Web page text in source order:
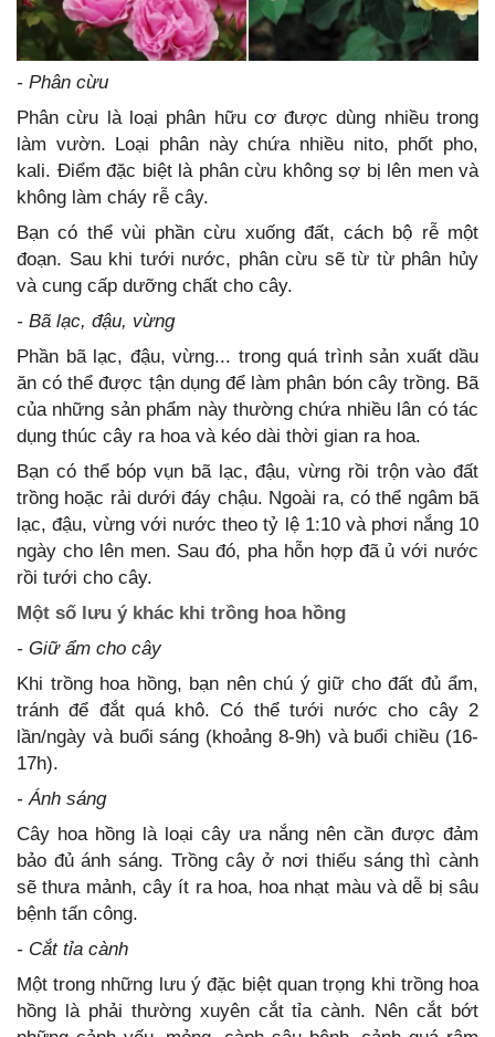
- Phân cừu
Phân cừu là loại phân hữu cơ được dùng nhiều trong
làm vườn. Loại phân này chứa nhiều nito, phốt pho,
kali. Điểm đặc biệt là phân cừu không sợ bị lên men và
không làm cháy rễ cây.
Bạn có thể vùi phần cừu xuống đất, cách bộ rễ một
đoạn. Sau khi tưới nước, phân cừu sẽ từ từ phân hủy
và cung cấp dưỡng chất cho cây.
- Bã lạc, đậu, vừng
Phần bã lạc, đậu, vừng... trong quá trình sản xuất dầu
ăn có thể được tận dụng để làm phân bón cây trồng. Bã
của những sản phẩm này thường chứa nhiều lân có tác
dụng thúc cây ra hoa và kéo dài thời gian ra hoa.
Bạn có thể bóp vụn bã lạc, đậu, vừng rồi trộn vào đất
trồng hoặc rải dưới đáy chậu. Ngoài ra, có thể ngâm bã
lạc, đậu, vừng với nước theo tỷ lệ 1:10 và phơi nắng 10
ngày cho lên men. Sau đó, pha hỗn hợp đã ủ với nước
rồi tưới cho cây.
Một số lưu ý khác khi trồng hoa hồng
- Giữ ẩm cho cây
Khi trồng hoa hồng, bạn nên chú ý giữ cho đất đủ ẩm,
tránh để đắt quá khô. Có thể tưới nước cho cây 2
lần/ngày và buổi sáng (khoảng 8-9h) và buổi chiều (16-
17h).
- Ánh sáng
Cây hoa hồng là loại cây ưa nắng nên cần được đảm
bảo đủ ánh sáng. Trồng cây ở nơi thiếu sáng thì cành
sẽ thưa mảnh, cây ít ra hoa, hoa nhạt màu và dễ bị sâu
bệnh tấn công.
- Cắt tỉa cành
Một trong những lưu ý đặc biệt quan trọng khi trồng hoa
hồng là phải thường xuyên cắt tỉa cành. Nên cắt bớt